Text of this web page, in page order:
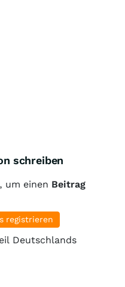
schreiben
um einen Beitrag
registrieren
Deutschlands